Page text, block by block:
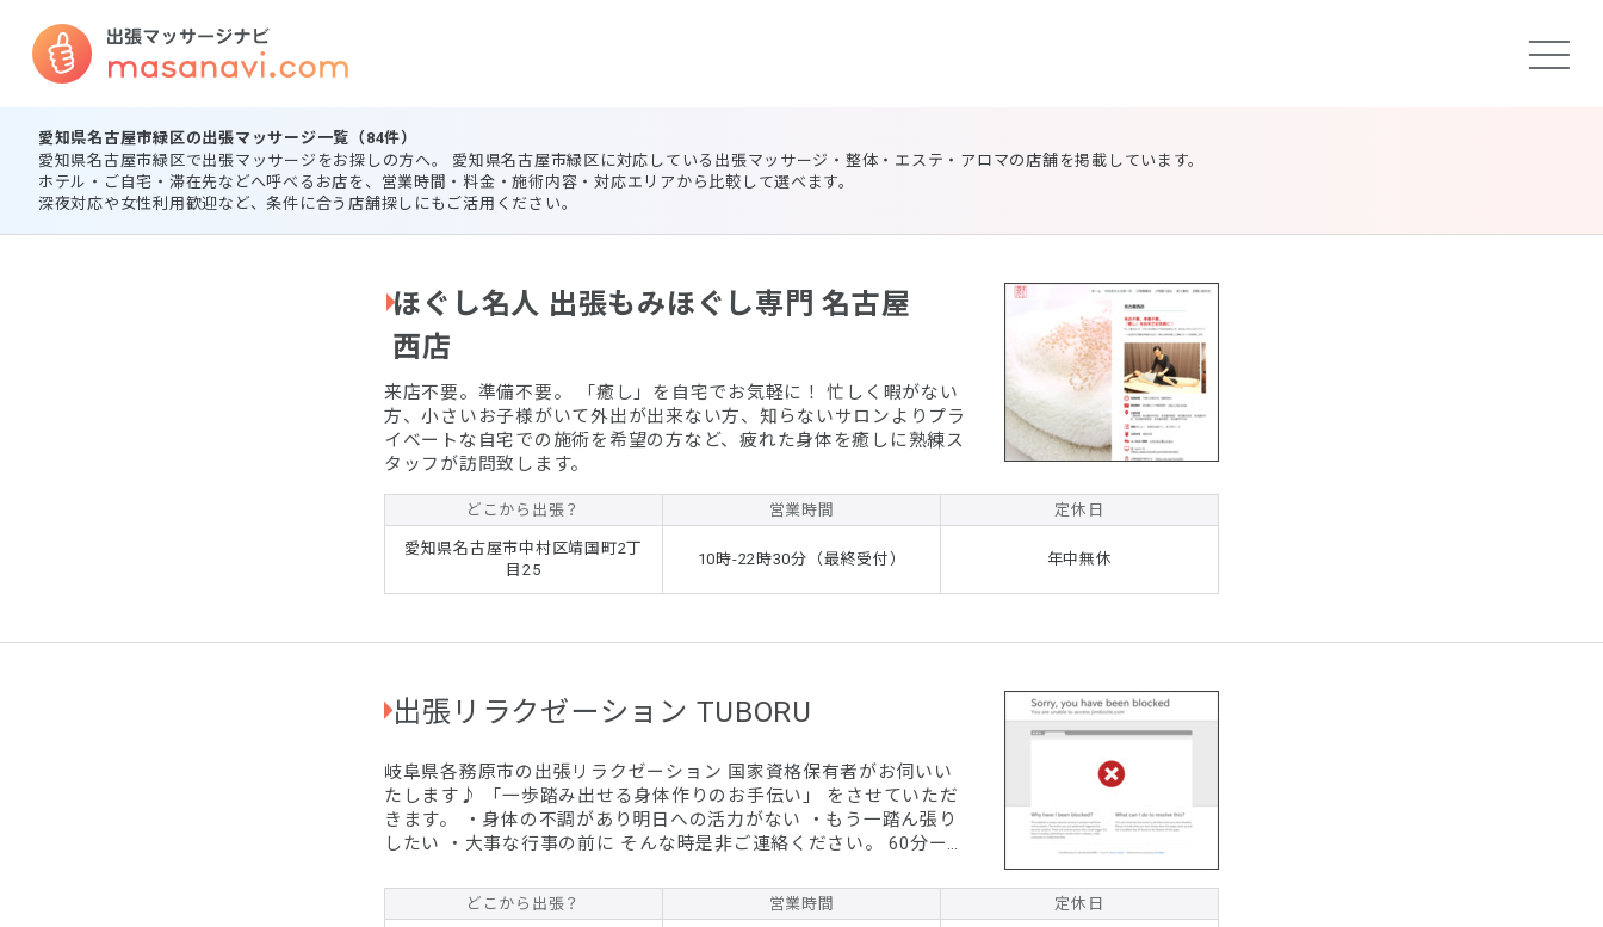
愛知県名古屋市緑区の出張マッサージ一覧（84件）
愛知県名古屋市緑区で出張マッサージをお探しの方へ。 愛知県名古屋市緑区に対応している出張マッサージ・整体・エステ・アロマの店舗を掲載しています。
ホテル・ご自宅・滞在先などへ呼べるお店を、営業時間・料金・施術内容・対応エリアから比較して選べます。
深夜対応や女性利用歓迎など、条件に合う店舗探しにもご活用ください。
ほぐし名人 出張もみほぐし専門 名古屋
西店
来店不要。準備不要。 ​「癒し」を自宅でお気軽に！ 忙しく暇がない
方、小さいお子様がいて外出が出来ない方、知らないサロンよりプラ
イベートな自宅での施術を希望の方など、疲れた身体を癒しに熟練ス
タッフが訪問致します。
どこから出張？ 営業時間 定休日
愛知県名古屋市中村区靖国町2丁
目25
10時-22時30分（最終受付） 年中無休
出張リラクゼーション TUBORU
岐阜県各務原市の出張リラクゼーション 国家資格保有者がお伺いい
たします♪ 「一歩踏み出せる身体作りのお手伝い」 をさせていただ
きます。 ・身体の不調があり明日への活力がない ・もう一踏ん張り
したい ・大事な行事の前に そんな時是非ご連絡ください。 60分ー
（女性専用）すべて同料金です。 ※各務原市外の方は1,000円頂戴し
ております 遠方の方は別途出張費を請求させていただく事もござい
どこから出張？ 営業時間 定休日